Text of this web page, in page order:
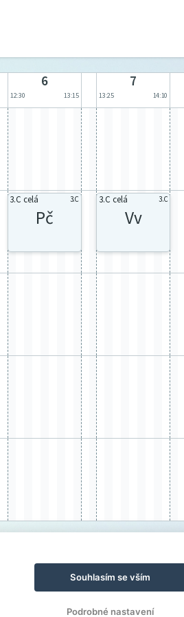
6
12:30 13:15
7
13:25 14:10
3.C celá 3.C
Pč
3.C celá 3.C
Vv
Souhlasím se vším
Podrobné nastavení